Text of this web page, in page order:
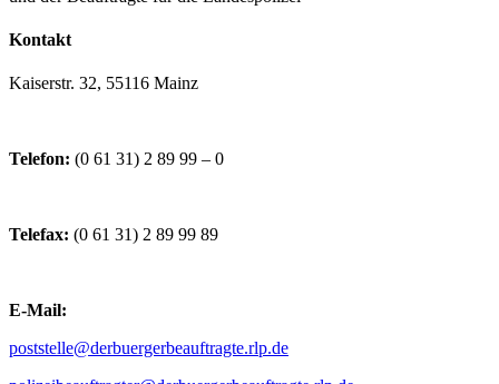
Kontakt
Kaiserstr. 32, 55116 Mainz
Telefon: (0 61 31) 2 89 99 – 0
Telefax: (0 61 31) 2 89 99 89
E-Mail:
poststelle@derbuergerbeauftragte.rlp.de